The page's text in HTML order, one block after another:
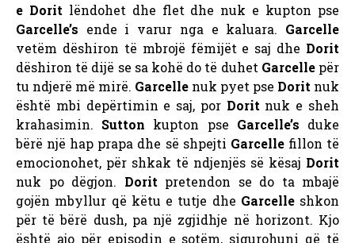
e Dorit lëndohet dhe flet dhe nuk e kupton pse
Garcelle’s ende i varur nga e kaluara. Garcelle
vetëm dëshiron të mbrojë fëmijët e saj dhe Dorit
dëshiron të dijë se sa kohë do të duhet Garcellepër
tu ndjerë më mirë. Garcelle nuk pyet pse Dorit nuk
është mbi depërtimin e saj, por Dorit nuk e sheh
krahasimin. Sutton kupton pse Garcelle’s duke
bërë një hap prapa dhe së shpejti Garcellefillon të
emocionohet, për shkak të ndjenjës së kësaj Dorit
nuk po dëgjon. Dorit pretendon se do ta mbajë
gojën mbyllur që këtu e tutje dhe Garcelleshkon
për të bërë dush, pa një zgjidhje në horizont. Kjo
është ajo për episodin e sotëm, sigurohuni që të